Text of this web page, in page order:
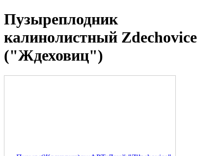
Пузыреплодник
калинолистный Zdechovice
("Ждеховиц")